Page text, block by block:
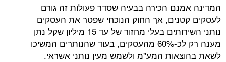
הכירה בבעיה שסדר פעולות זה גורם
אך החוק הנוכחי שפטר את העסקים
נותני השירותים בעלי מחזור של עד 15 מיליון שקל נתן
מענה רק לכ-60% מהעסקים, בעוד שהנותרים המשיכו
המע"מ ולשמש מעין נותני אשראי.